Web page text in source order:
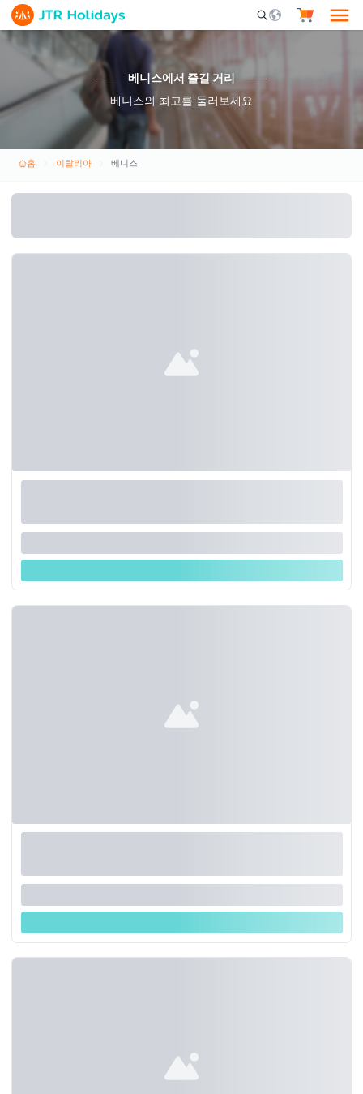
Mobile Search
베니스에서 즐길 거리
베니스의 최고를 둘러보세요
홈 이탈리아 베니스